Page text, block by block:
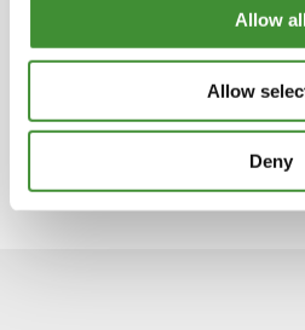
Allow all
Allow
Deny
Unsere
mit den Kunden und
Produkte kontinuierlich